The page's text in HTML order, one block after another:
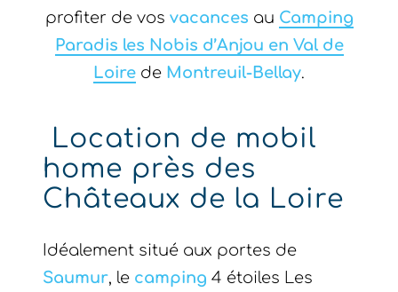
profiter de vos vacances au Camping
Paradis les Nobis d’Anjou en Val de
Loire de Montreuil-Bellay.
Location de mobil
home près des
Châteaux de la Loire
Idéalement situé aux portes de
Saumur, le camping 4 étoiles Les